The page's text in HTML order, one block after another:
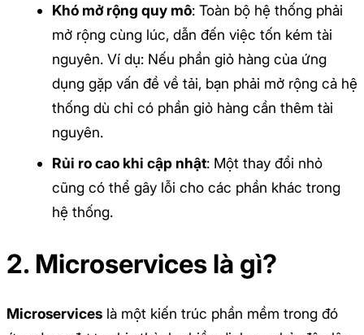
Khó mở rộng quy mô: Toàn bộ hệ thống phải
mở rộng cùng lúc, dẫn đến việc tốn kém tài
nguyên. Ví dụ: Nếu phần giỏ hàng của ứng
dụng gặp vấn đề về tải, bạn phải mở rộng cả hệ
thống dù chỉ có phần giỏ hàng cần thêm tài
nguyên.
Rủi ro cao khi cập nhật: Một thay đổi nhỏ
cũng có thể gây lỗi cho các phần khác trong
hệ thống.
2. Microservices là gì?
Microservices là một kiến trúc phần mềm trong đó